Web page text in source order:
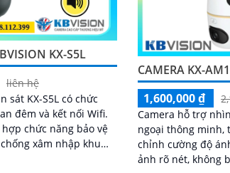
KX-S5L
liên hệ
sát KX-S5L có chức
đêm và kết nối Wifi.
chức năng bảo vệ
xâm nhập khu
CAMERA KX-
1,600,000 ₫
Camera hỗ trợ
ngoại thông minh,
chỉnh cường độ
ảnh rõ nét, không